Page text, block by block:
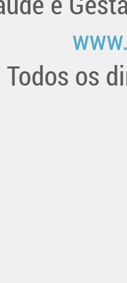
Todos os